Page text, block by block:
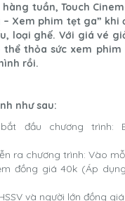
hàng tuần, Touch
– Xem phim tẹt ga”
loại ghế. Với giá vé
thỏa sức xem
rồi.
như sau:
đầu chương trình:
ra chương trình: Vào
đồng giá 40k (Áp
và người lớn đồng